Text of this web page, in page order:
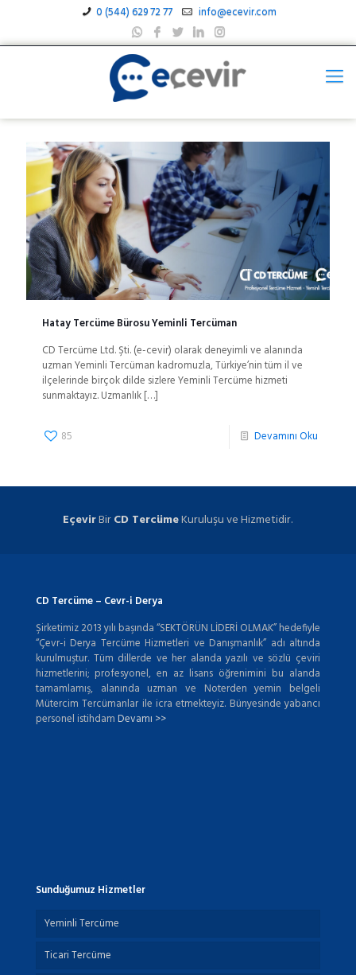
0 (544) 629 72 77 info@ecevir.com
Hatay Tercüme Bürosu Yeminli Tercüman
CD Tercüme Ltd. Şti. (e-cevir) olarak deneyimli ve alanında
uzman Yeminli Tercüman kadromuzla, Türkiye’nin tüm il ve
ilçelerinde birçok dilde sizlere Yeminli Tercüme hizmeti
sunmaktayız. Uzmanlık[…]
85 Devamını Oku
EçevirBirCD TercümeKuruluşu ve Hizmetidir.
CD Tercüme – Cevr-i Derya
Şirketimiz 2013 yılı başında “SEKTÖRÜN LİDERİ OLMAK” hedefiyle
“Çevr-i Derya Tercüme Hizmetleri ve Danışmanlık” adı altında
kurulmuştur. Tüm dillerde ve her alanda yazılı ve sözlü çeviri
hizmetlerini; profesyonel, en az lisans öğrenimini bu alanda
tamamlamış, alanında uzman ve Noterden yemin belgeli
Mütercim Tercümanlar ile icra etmekteyiz. Bünyesinde yabancı
personel istihdamDevamı >>
Sunduğumuz Hizmetler
Yeminli Tercüme
Ticari Tercüme